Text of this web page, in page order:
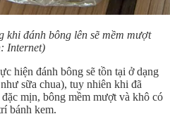
đánh bông lên sẽ mềm mượt
Internet)
hiện đánh bông sẽ tồn tại ở dạng
sữa chua), tuy nhiên khi đã
mịn, bông mềm mượt và khô có
bánh kem.